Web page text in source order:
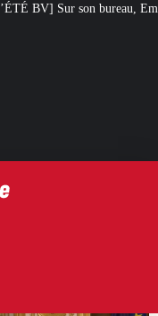
Macron a posé le livre